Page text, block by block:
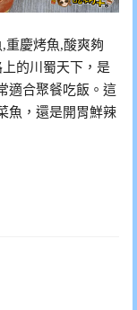
重慶烤魚,酸爽夠
的川蜀天下，是
適合聚餐吃飯。這
魚，還是開胃鮮辣